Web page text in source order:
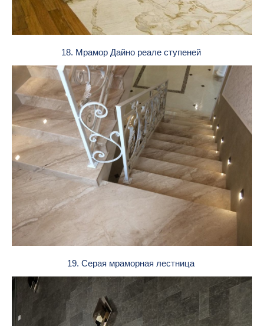
18. Мрамор Дайно реале ступеней
19. Серая мраморная лестница